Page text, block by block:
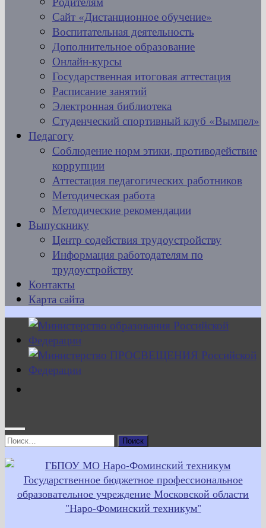
Сайт «Дистанционное обучение»
Воспитательная деятельность
Дополнительное образование
Онлайн-курсы
Государственная итоговая аттестация
Расписание занятий
Электронная библиотека
Студенческий спортивный клуб «Вымпел»
Педагогу
Соблюдение норм этики, противодействие
коррупции
Аттестация педагогических работников
Методическая работа
Методические рекомендации
Выпускнику
Центр содействия трудоустройству
Информация работодателям по
трудоустройству
Контакты
Карта сайта
Найти: